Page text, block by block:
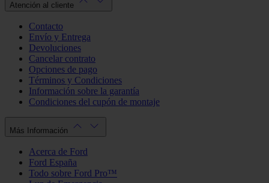
Atención al cliente
Contacto
Envío y Entrega
Devoluciones
Cancelar contrato
Opciones de pago
Términos y Condiciones
Información sobre la garantía
Condiciones del cupón de montaje
Más Información
Acerca de Ford
Ford España
Todo sobre Ford Pro™